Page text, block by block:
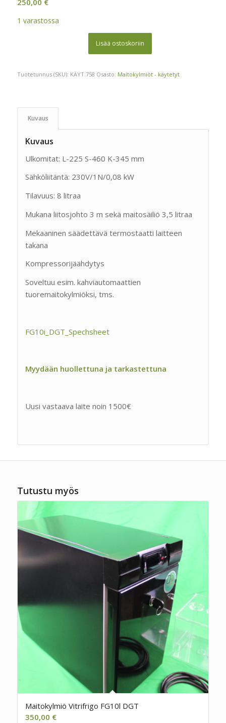
1 varastossa
Lisää ostoskoriin
Tuotetunnus (SKU): KÄYT.758 Osasto: Maitokylmiöt - käytetyt
Kuvaus
Kuvaus
Ulkomitat: L-225 S-460 K-345 mm
Sähköliitäntä: 230V/1N/0,08 kW
Tilavuus: 8 litraa
Mukana liitosjohto 3 m sekä maitosäiliö 3,5 litraa
Mekaaninen säädettävä termostaatti laitteen
takana
Kompressorijäähdytys
Soveltuu esim. kahviautomaattien
tuoremaitokylmiöksi, tms.
FG10i_DGT_Spechsheet
Myydään huollettuna ja tarkastettuna
Uusi vastaava laite noin 1500€
Tutustu myös
Maitokylmiö Vitrifrigo FG10l DGT
350,00 €